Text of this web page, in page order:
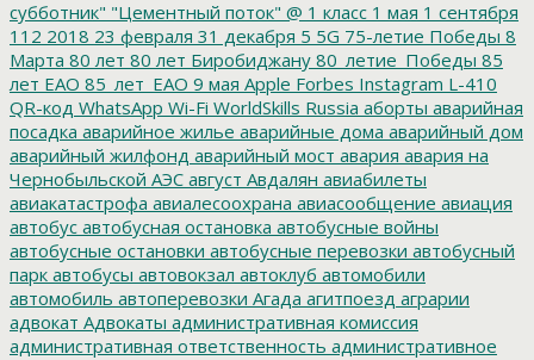
субботник" "Цементный поток" @ 1 класс 1 мая 1 сентября
112 2018 23 февраля 31 декабря 5 5G 75-летие Победы 8
Марта 80 лет 80 лет Биробиджану 80_летие_Победы 85
лет ЕАО 85_лет_ЕАО 9 мая Apple Forbes Instagram L-410
QR-код WhatsApp Wi-Fi WorldSkills Russia аборты аварийная
посадка аварийное жилье аварийные дома аварийный дом
аварийный жилфонд аварийный мост авария авария на
Чернобыльской АЭС август Авдалян авиабилеты
авиакатастрофа авиалесоохрана авиасообщение авиация
автобус автобусная остановка автобусные войны
автобусные остановки автобусные перевозки автобусный
парк автобусы автовокзал автоклуб автомобили
автомобиль автоперевозки Агада агитпоезд аграрии
адвокат Адвокаты административная комиссия
административная ответственность административное